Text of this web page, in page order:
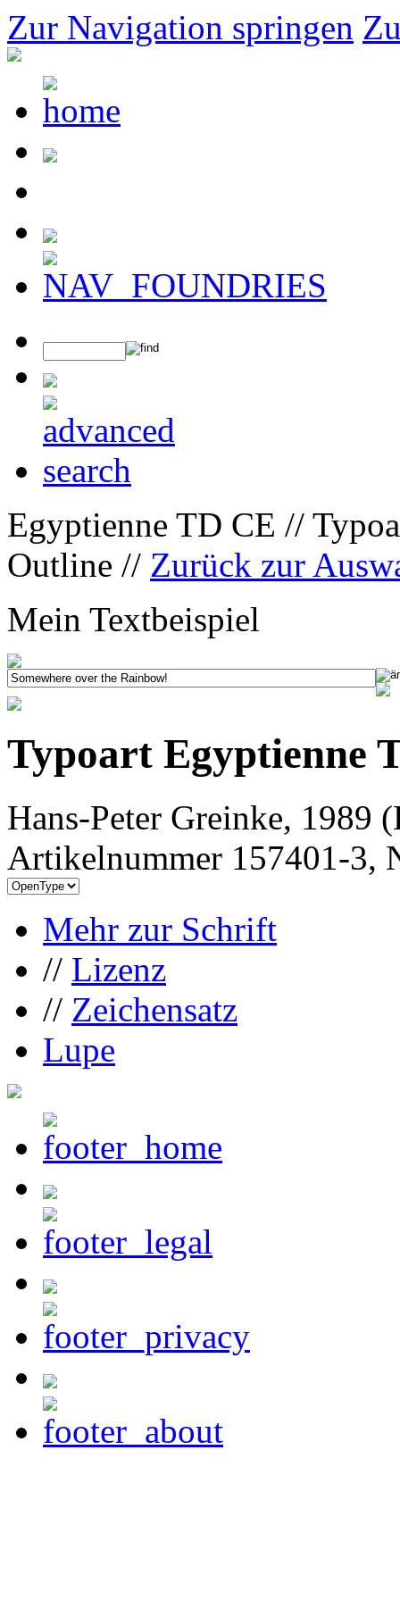
Zur Navigation springen
Egyptienne TD CE //
Outline // Zurück zur
Mein Textbeispiel
Typoart Egyptienne
Hans-Peter Greinke, 1989
Artikelnummer 157401-3,
Mehr zur Schrift
// Lizenz
// Zeichensatz
Lupe